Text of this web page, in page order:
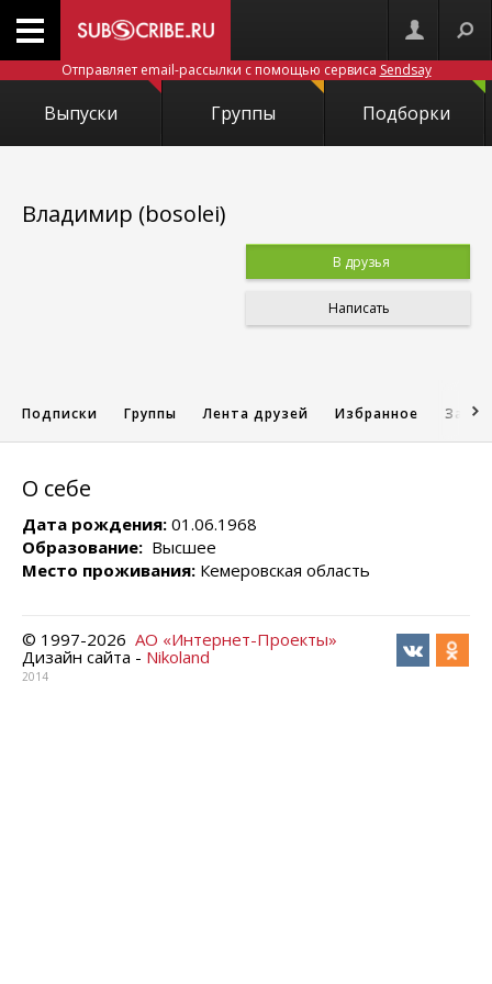
Отправляет email-рассылки с помощью сервиса Sendsay
Выпуски Группы Подборки
Владимир (bosolei)
В друзья
Написать
Подписки Группы Лента друзей Избранное
О себе
Дата рождения: 01.06.1968
Образование: Высшее
Место проживания: Кемеровская область
© 1997-2026 АО «Интернет-Проекты»
Дизайн сайта - Nikoland
2014